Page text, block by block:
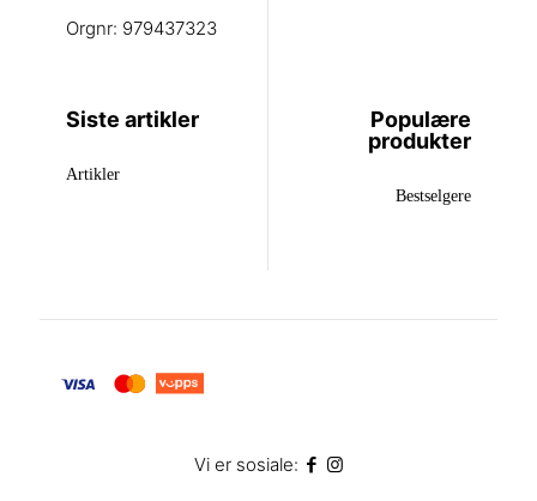
Orgnr: 979437323
Siste artikler
Artikler
Populære
produkter
Bestselgere
Vi er sosiale: